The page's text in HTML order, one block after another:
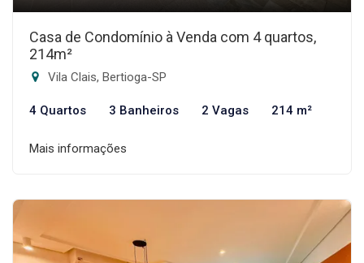
Casa de Condomínio à Venda com 4 quartos,
214m²
Vila Clais, Bertioga-SP
4 Quartos 3 Banheiros 2 Vagas 214 m²
Mais informações